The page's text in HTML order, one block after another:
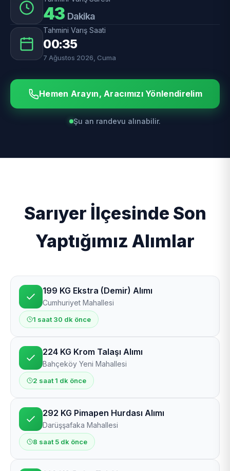
43 Dakika
Tahmini Varış Saati
00:35
7 Ağustos 2026, Cuma
Hemen Arayın, Aracımızı Yönlendirelim
Şu an randevu alınabilir.
Sarıyer İlçesinde Son
Yaptığımız Alımlar
199 KG Ekstra (Demir) Alımı
Cumhuriyet Mahallesi
1 saat 30 dk önce
224 KG Krom Talaşı Alımı
Bahçeköy Yeni Mahallesi
2 saat 1 dk önce
292 KG Pimapen Hurdası Alımı
Darüşşafaka Mahallesi
8 saat 5 dk önce